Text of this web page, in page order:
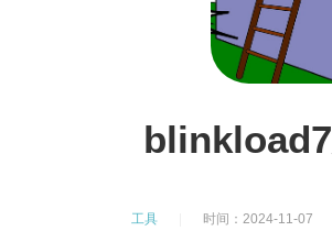
工具 时间：2024-11-07